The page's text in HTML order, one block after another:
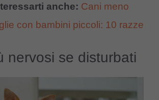
anche: Cani meno
con bambini piccoli: 10 razze
nervosi se disturbati